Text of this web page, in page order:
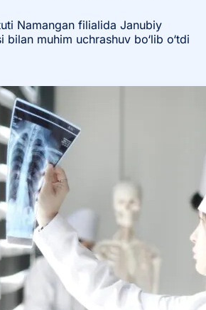
Namangan filialida Janubiy
bilan muhim uchrashuv bo‘lib o‘tdi